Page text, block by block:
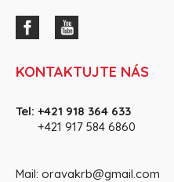
KONTAKTUJTE NÁS
Tel: +421 918 364 633
+421 917 584 6860
Mail: oravakrb@gmail.com